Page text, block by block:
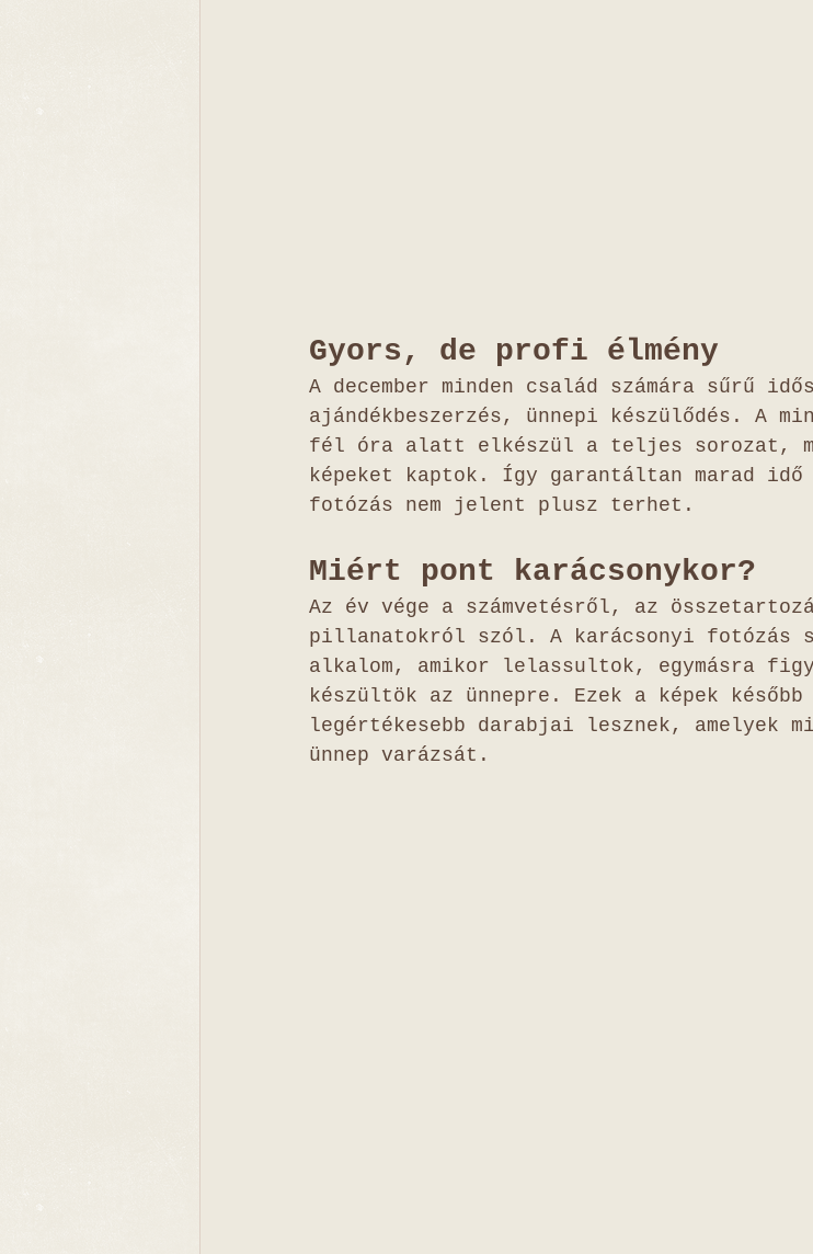
Gyors, de profi élmény
A december minden család számára sűrű
ajándékbeszerzés, ünnepi készülődés. A
fél óra alatt elkészül a teljes sorozat,
képeket kaptok. Így garantáltan marad idő
fotózás nem jelent plusz terhet.
Miért pont karácsonykor?
Az év vége a számvetésről, az
pillanatokról szól. A karácsonyi fotózás
alkalom, amikor lelassultok, egymásra
készültök az ünnepre. Ezek a képek
legértékesebb darabjai lesznek, amelyek
ünnep varázsát.